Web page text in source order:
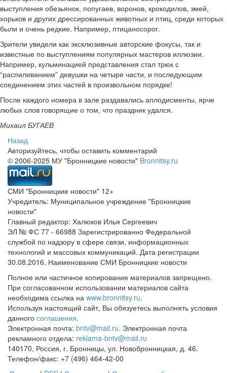
выступления обезьянок, попугаев, воронов, крокодилов, змей,
хорьков и других дрессированных животных и птиц, среди которых
были и очень редкие. Например, птицаносорог.
Зрители увидели как эксклюзивные авторские фокусы, так и
известные по выступлениям популярных мастеров иллюзии.
Например, кульминацией представления стал трюк с
“распиливанием” девушки на четыре части, и последующим
соединением этих частей в произвольном порядке!
После каждого номера в зале раздавались аплодисменты, ярче
любых слов говорящие о том, что праздник удался.
Михаил БУГАЕВ
Назад
Авторизуйтесь, чтобы оставить комментарий
© 2006-2025 МУ "Бронницкие новости" Bronnitsy.ru
СМИ "Бронницкие новости" 12+
Учредитель: Муниципальное учреждение "Бронницкие
новости"
Главный редактор: Халюков Илья Сергеевич
ЭЛ № ФС 77 - 66988 Зарегистрированно Федеральной
службой по надзору в сфере связи, информационных
технологий и массовых коммуникаций. Дата регистрации
30.08.2016. Наименование СМИ Бронницкие новости
Полное или частичное копирование материалов запрещено.
При согласованном использовании материалов сайта
необходима ссылка на www.bronnitsy.ru.
Используя настоящий сайт, Вы обязуетесь выполнять условия
данного соглашения.
Электронная почта: bntv@mail.ru. Электронная почта
рекламного отдела: reklama-bntv@mail.ru
140170, Россия, г. Бронницы, ул. Новобронницкая, д. 46.
Телефон/факс: +7 (496) 464-42-00